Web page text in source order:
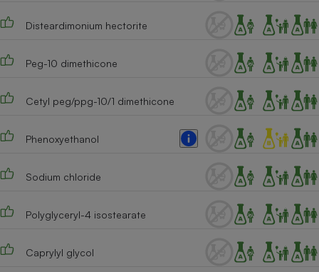
Disteardimonium hectorite
Peg-10 dimethicone
Cetyl peg/ppg-10/1 dimethicone
Phenoxyethanol
Sodium chloride
Polyglyceryl-4 isostearate
Caprylyl glycol
Robot ménager